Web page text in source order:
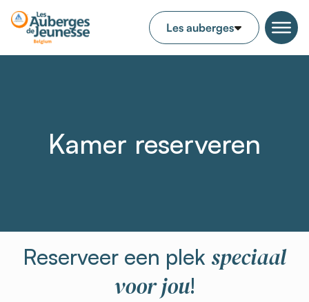
Kamer reserveren
Reserveer een plek speciaal
voor jou!